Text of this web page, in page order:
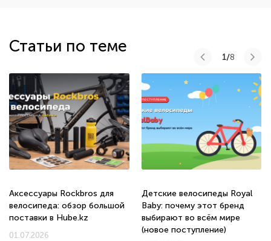
Статьи по теме
Аксессуары Rockbros для
велосипеда: обзор большой
поставки в Hube.kz
01.07.2026
Детские велосипеды Royal
Baby: почему этот бренд
выбирают во всём мире
(новое поступление)
1/8